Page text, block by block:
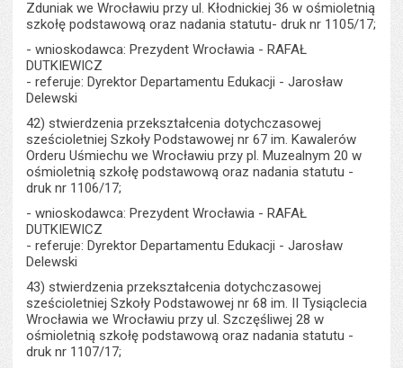
Zduniak we Wrocławiu przy ul. Kłodnickiej 36 w ośmioletnią
szkołę podstawową oraz nadania statutu- druk nr 1105/17;
- wnioskodawca: Prezydent Wrocławia - RAFAŁ
DUTKIEWICZ
- referuje: Dyrektor Departamentu Edukacji - Jarosław
Delewski
42) stwierdzenia przekształcenia dotychczasowej
sześcioletniej Szkoły Podstawowej nr 67 im. Kawalerów
Orderu Uśmiechu we Wrocławiu przy pl. Muzealnym 20 w
ośmioletnią szkołę podstawową oraz nadania statutu -
druk nr 1106/17;
- wnioskodawca: Prezydent Wrocławia - RAFAŁ
DUTKIEWICZ
- referuje: Dyrektor Departamentu Edukacji - Jarosław
Delewski
43) stwierdzenia przekształcenia dotychczasowej
sześcioletniej Szkoły Podstawowej nr 68 im. II Tysiąclecia
Wrocławia we Wrocławiu przy ul. Szczęśliwej 28 w
ośmioletnią szkołę podstawową oraz nadania statutu -
druk nr 1107/17;